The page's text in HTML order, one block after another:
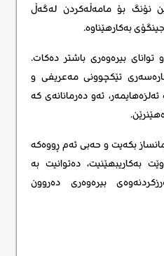
نۆنگ بۆ مامەڵەکردن لەگەڵ
بەکارهێناوە.
توانای بیرەوەری باشتر دەکات.
تێکچوونی مەعریفی و
ئەو دەرمانانەی کە
بکەیت و حەبی ئەم ڕووەکە
بەکاریبهێنیت، دەتوانیت بە
بیرەوەری دەروون